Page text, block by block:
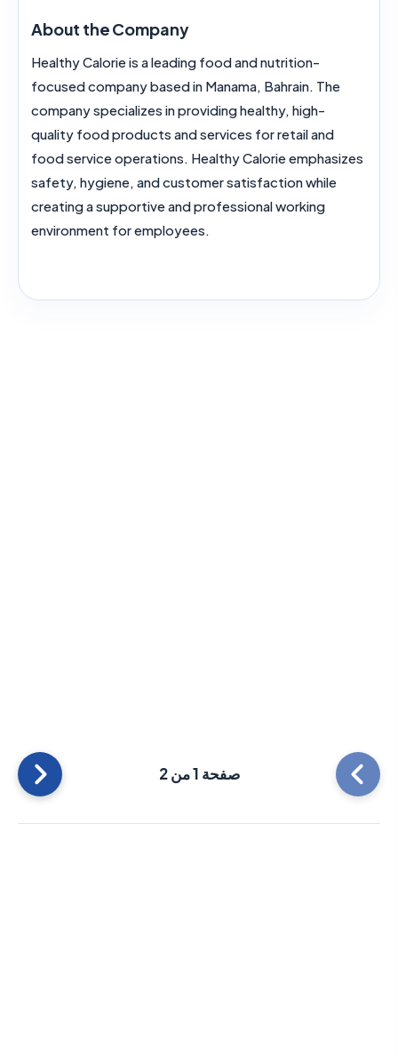
About the Company
Healthy Calorie is a leading food and nutrition-
focused company based in Manama, Bahrain. The
company specializes in providing healthy, high-
quality food products and services for retail and
food service operations. Healthy Calorie emphasizes
safety, hygiene, and customer satisfaction while
creating a supportive and professional working
environment for employees.
صفحة 1 من 2